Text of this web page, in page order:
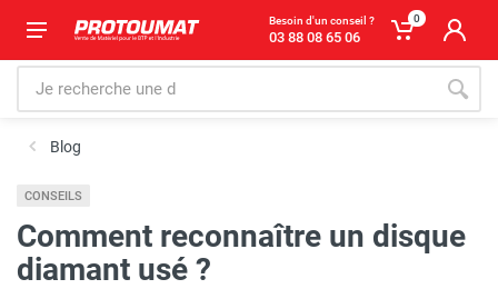
Besoin d'un conseil ?
03 88 08 65 06
0
Blog
CONSEILS
Comment reconnaître un disque
diamant usé ?